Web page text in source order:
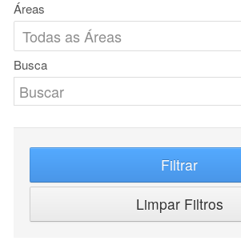
Áreas
Busca
Filtrar
Limpar Filtros